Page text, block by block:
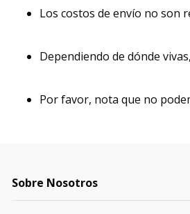
Los costos de envío no son
Dependiendo de dónde
Por favor, nota que no
Sobre Nosotros